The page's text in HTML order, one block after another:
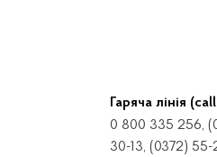
Гаряча лінія
0 800 335 256,
30-13, (0372) 55-